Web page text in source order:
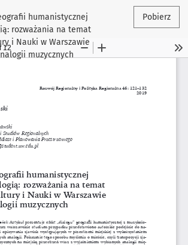
artykułu
humanistycznej
rozważania na temat
i Nauki w Warszawie
muzycznych
Pobierz